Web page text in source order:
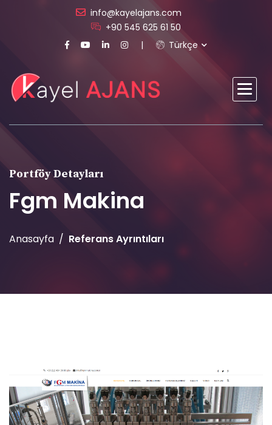
info@kayelajans.com
+90 545 625 61 50
Türkçe
Portföy Detayları
Fgm Makina
Anasayfa Referans Ayrıntıları